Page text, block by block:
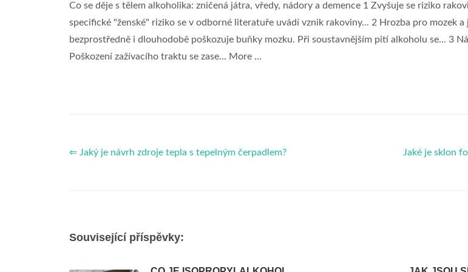
Co se děje s tělem alkoholika: zničená játra, vředy, nádory a demence 1 Zvyšuje se riziko
specifické "ženské" riziko se v odborné literatuře uvádí vznik rakoviny... 2 Hrozba pro mozek a
bezprostředně i dlouhodobě poškozuje buňky mozku. Při soustavnějším pití alkoholu se... 3
Poškození zažívacího traktu se zase... More ...
⇐ Jaký je návrh zdroje tepla s tepelným čerpadlem? Jaké je sklon
Související příspěvky: